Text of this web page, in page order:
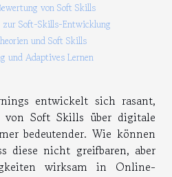
von Soft Skills
zur Soft-Skills-Entwicklung
und Soft Skills
und Adaptives Lernen
entwickelt sich rasant,
Soft Skills über digitale
bedeutender. Wie können
diese nicht greifbaren, aber
wirksam in Online-